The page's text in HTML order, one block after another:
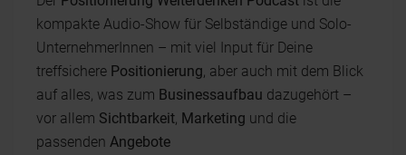
kompakte Audio-Show für Selbständige und Solo-
UnternehmerInnen – mit viel Input für Deine
treffsichere Positionierung , aber auch mit dem Blick
auf alles, was zum Businessaufbau dazugehört –
vor allem Sichtbarkeit Marketing und die
passenden Angebote